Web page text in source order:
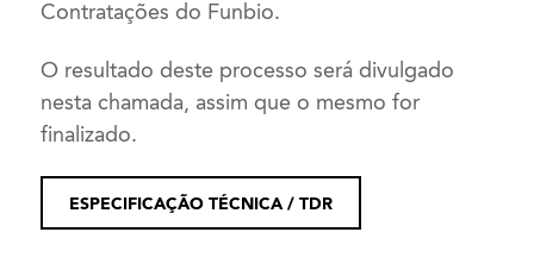
Contratações do Funbio.
O resultado deste processo será divulgado
nesta chamada, assim que o mesmo for
finalizado.
ESPECIFICAÇÃO TÉCNICA / TDR